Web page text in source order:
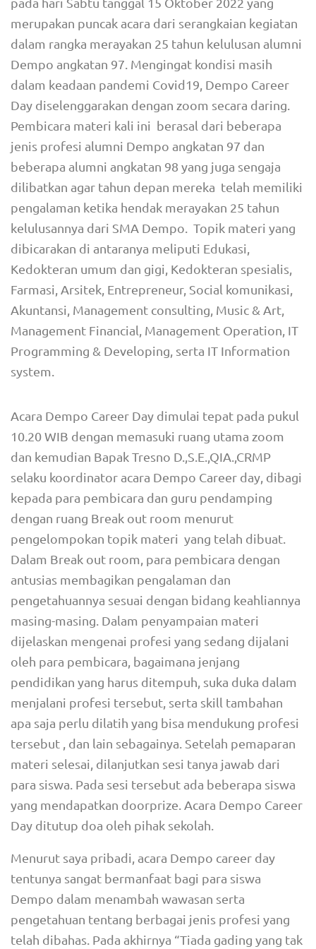
merupakan puncak acara dari serangkaian kegiatan
dalam rangka merayakan 25 tahun kelulusan alumni
Dempo angkatan 97. Mengingat kondisi masih
dalam keadaan pandemi Covid19, Dempo Career
Day diselenggarakan dengan zoom secara daring.
Pembicara materi kali ini berasal dari beberapa
jenis profesi alumni Dempo angkatan 97 dan
beberapa alumni angkatan 98 yang juga sengaja
dilibatkan agar tahun depan mereka telah memiliki
pengalaman ketika hendak merayakan 25 tahun
kelulusannya dari SMA Dempo. Topik materi yang
dibicarakan di antaranya meliputi Edukasi,
Kedokteran umum dan gigi, Kedokteran spesialis,
Farmasi, Arsitek, Entrepreneur, Social komunikasi,
Akuntansi, Management consulting, Music & Art,
Management Financial, Management Operation, IT
Programming & Developing, serta IT Information
system.
Acara Dempo Career Day dimulai tepat pada pukul
10.20 WIB dengan memasuki ruang utama zoom
dan kemudian Bapak Tresno D.,S.E.,QIA.,CRMP
selaku koordinator acara Dempo Career day, dibagi
kepada para pembicara dan guru pendamping
dengan ruang Break out room menurut
pengelompokan topik materi yang telah dibuat.
Dalam Break out room, para pembicara dengan
antusias membagikan pengalaman dan
pengetahuannya sesuai dengan bidang keahliannya
masing-masing. Dalam penyampaian materi
dijelaskan mengenai profesi yang sedang dijalani
oleh para pembicara, bagaimana jenjang
pendidikan yang harus ditempuh, suka duka dalam
menjalani profesi tersebut, serta skill tambahan
apa saja perlu dilatih yang bisa mendukung profesi
tersebut , dan lain sebagainya. Setelah pemaparan
materi selesai, dilanjutkan sesi tanya jawab dari
para siswa. Pada sesi tersebut ada beberapa siswa
yang mendapatkan doorprize. Acara Dempo Career
Day ditutup doa oleh pihak sekolah.
Menurut saya pribadi, acara Dempo career day
tentunya sangat bermanfaat bagi para siswa
Dempo dalam menambah wawasan serta
pengetahuan tentang berbagai jenis profesi yang
telah dibahas. Pada akhirnya “Tiada gading yang tak